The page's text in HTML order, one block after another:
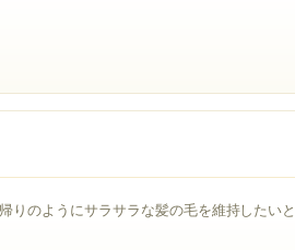
りのようにサラサラな髪の毛を維持したい